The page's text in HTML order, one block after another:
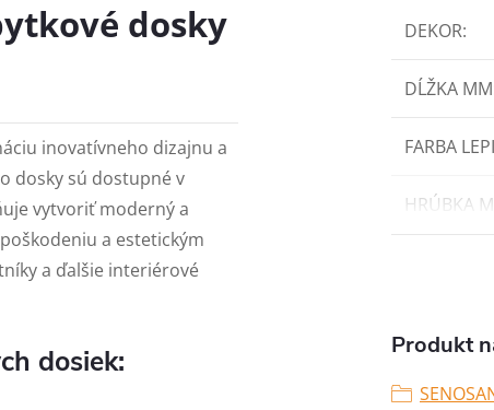
dosky
inovatívneho dizajnu a
dosky sú dostupné v
vytvoriť moderný a
a estetickým
a ďalšie interiérové
dosiek:
DEKOR:
DĹŽKA MM
FARBA
HRÚBKA
Produkt